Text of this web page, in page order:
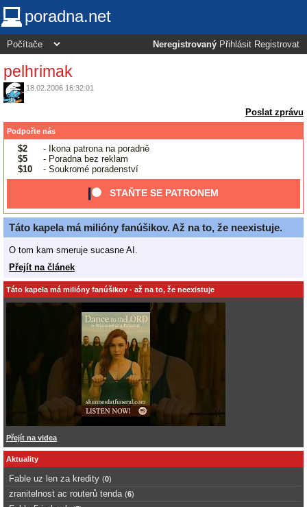
poradna.net
Neregistrovaný Přihlásit Registrovat
pelhrimak
18.02.2006 16:32:01
Poslat zprávu
Podpořte nás
$2
- Ikona patrona na poradně
$5
- Poradna bez reklam
$10
- Soukromé poradenství
STAŇTE SE PATRONEM
Táto kapela má milióny fanúšikov. Až na to, že neexistuje.
O tom kam smeruje sucasne AI.
Přejít na článek
Táto kapela má milióny fanúšikov - až na to, že neexistuje
Přejít na videa
Aktuality
Fable uz len za kredity (0)
zranitelnost ac routerů tenda (6)